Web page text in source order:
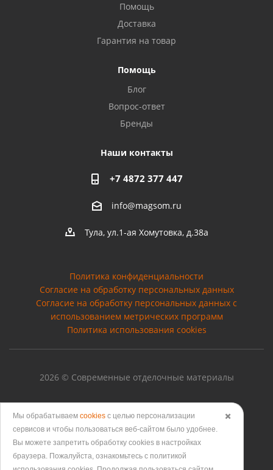
Помощь
Доставка
Гарантия на товар
Помощь
Блог
Вопрос-ответ
Бренды
Наши контакты
+7 4872 377 447
info@magsom.ru
Тула, ул.1-ая Хомутовка, д.38а
Политика конфиденциальности
Согласие на обработку персональных данных
Cогласие на обработку персональных данных с
использованием метрических программ
Политика использования cookies
2026 © Современные отделочные материалы
Версия для печати
✖️
Мы обрабатываем cookies с целью персонализации
сервисов и чтобы пользоваться веб-сайтом было удобнее.
Вы можете запретить обработку сookies в настройках
браузера. Пожалуйста, ознакомьтесь с политикой